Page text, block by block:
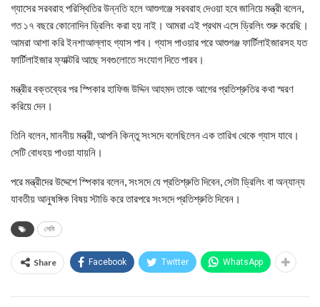
গ্যাসের সরবরাহ পরিস্থিতির উন্নতি হলে আশুগঞ্জে সরবরাহ দেওয়া হবে জানিয়ে মন্ত্রী বলেন,
গত ১৭ বছরে কোনোদিন ড্রিলিং করা হয় নাই। আমরা এই প্রথম এসে ড্রিলিং শুরু করেছি।
আমরা আশা করি ইনশাআল্লাহ গ্যাস পাব। গ্যাস পাওয়ার পরে আশুগঞ্জ ফার্টিলাইজারসহ যত
ফার্টিলাইজার ফ্যাক্টরি আছে সবগুলোতে সংযোগ দিতে পারব।
মন্ত্রীর বক্তব্যের পর স্পিকার হাফিজ উদ্দিন আহমদ তাকে আগের প্রতিশ্রুতির কথা স্মরণ
করিয়ে দেন।
তিনি বলেন, মাননীয় মন্ত্রী, আপনি কিন্তু সংসদে বলেছিলেন এক তারিখ থেকে গ্যাস যাবে।
সেটি বোধহয় পাওয়া যায়নি।
পরে মন্ত্রীদের উদ্দেশে স্পিকার বলেন, সংসদে যে প্রতিশ্রুতি দিবেন, সেটা ড্রিলিং বা অন্যান্য
যাবতীয় আনুষঙ্গিক বিষয় স্টাডি করে তারপরে সংসদে প্রতিশ্রুতি দিবেন।
সেমি
Share Facebook Twitter WhatsApp